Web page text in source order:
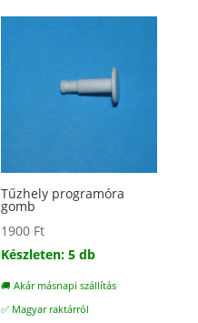
Tűzhely programóra
gomb
1900 Ft
Készleten: 5 db
🚚 Akár másnapi szállítás
✅ Magyar raktárról